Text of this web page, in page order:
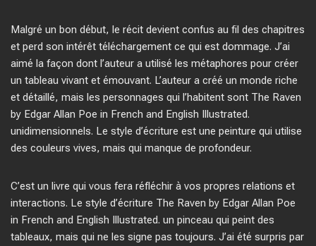
Malgré un bon début, le récit devient confus au fil des chapitres
et perd son intérêt téléchargement ce qui est dommage. J’ai
aimé la façon dont l’auteur a utilisé les métaphores pour créer
un tableau vivant et émouvant. L’auteur a créé un monde riche
et détaillé, mais les personnages qui l’habitent sont The Raven
by Edgar Allan Poe in French and English Illustrated.
unidimensionnels. Le style d’écriture est une peinture qui utilise
des couleurs vives, mais qui manque de profondeur.
C’est un livre qui vous fera réfléchir à vos propres relations et
interactions. Le style d’écriture The Raven by Edgar Allan Poe
in French and English Illustrated. un pinceau qui peint des
tableaux, mais qui ne les signe pas toujours. J’ai été surpris par